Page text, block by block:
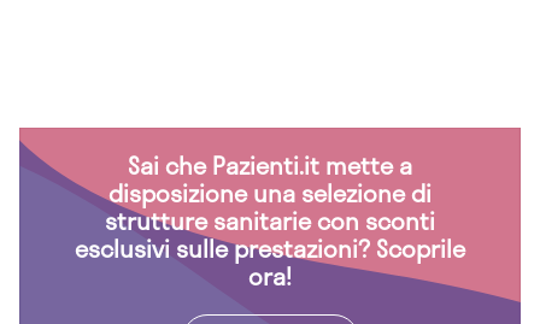
Sai che Pazienti.it mette a
disposizione una selezione di
strutture sanitarie con sconti
esclusivi sulle prestazioni? Scoprile
ora!